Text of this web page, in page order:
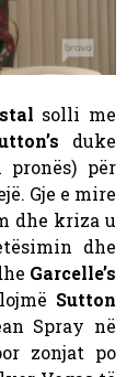
solli me
duke
pronës) për
Gje e mire
dhe kriza u
dhe
Garcelle’s
Sutton
Spray në
zonjat po